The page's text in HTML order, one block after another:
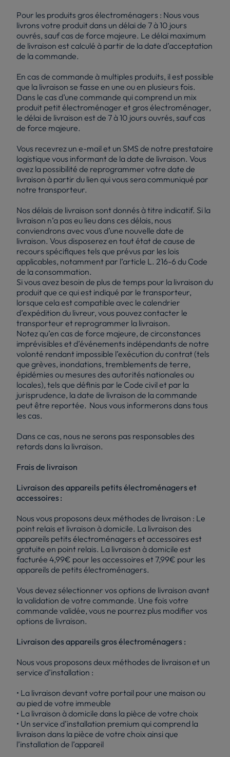
Pour les produits gros électroménagers : Nous vous
livrons votre produit dans un délai de 7 à 10 jours
ouvrés, sauf cas de force majeure. Le délai maximum
de livraison est calculé à partir de la date d’acceptation
de la commande.
En cas de commande à multiples produits, il est possible
que la livraison se fasse en une ou en plusieurs fois.
Dans le cas d’une commande qui comprend un mix
produit petit électroménager et gros électroménager,
le délai de livraison est de 7 à 10 jours ouvrés, sauf cas
de force majeure.
Vous recevrez un e-mail et un SMS de notre prestataire
logistique vous informant de la date de livraison. Vous
avez la possibilité de reprogrammer votre date de
livraison à partir du lien qui vous sera communiqué par
notre transporteur.
Nos délais de livraison sont donnés à titre indicatif. Si la
livraison n’a pas eu lieu dans ces délais, nous
conviendrons avec vous d’une nouvelle date de
livraison. Vous disposerez en tout état de cause de
recours spécifiques tels que prévus par les lois
applicables, notamment par l’article L. 216-6 du Code
de la consommation.
Si vous avez besoin de plus de temps pour la livraison du
produit que ce qui est indiqué par le transporteur,
lorsque cela est compatible avec le calendrier
d’expédition du livreur, vous pouvez contacter le
transporteur et reprogrammer la livraison.
Notez qu’en cas de force majeure, de circonstances
imprévisibles et d’événements indépendants de notre
volonté rendant impossible l’exécution du contrat (tels
que grèves, inondations, tremblements de terre,
épidémies ou mesures des autorités nationales ou
locales), tels que définis par le Code civil et par la
jurisprudence, la date de livraison de la commande
peut être reportée. Nous vous informerons dans tous
les cas.
Dans ce cas, nous ne serons pas responsables des
retards dans la livraison.
Frais de livraison
Livraison des appareils petits électroménagers et
accessoires :
Nous vous proposons deux méthodes de livraison : Le
point relais et livraison à domicile. La livraison des
appareils petits électroménagers et accessoires est
gratuite en point relais. La livraison à domicile est
facturée 4,99€ pour les accessoires et 7,99€ pour les
appareils de petits électroménagers.
Vous devez sélectionner vos options de livraison avant
la validation de votre commande. Une fois votre
commande validée, vous ne pourrez plus modifier vos
options de livraison.
Livraison des appareils gros électroménagers :
Nous vous proposons deux méthodes de livraison et un
service d’installation :
• La livraison devant votre portail pour une maison ou
au pied de votre immeuble
• La livraison à domicile dans la pièce de votre choix
• Un service d’installation premium qui comprend la
livraison dans la pièce de votre choix ainsi que
l’installation de l’appareil